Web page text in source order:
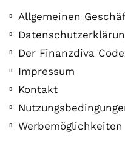
Allgemeinen
Der Finanzdiva
Impressum
Kontakt
COMMUNITY
Der
Woche #2